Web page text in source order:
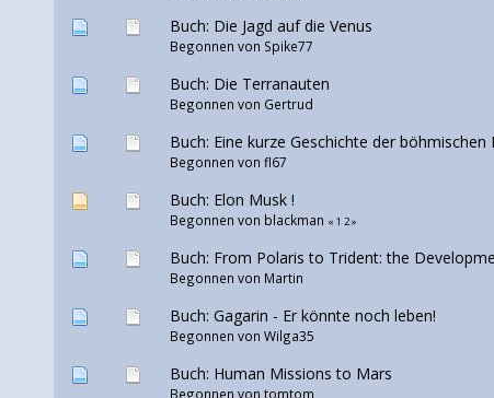
Buch: Die Jagd auf die Venus
Begonnen von Spike77
Buch: Die Terranauten
Begonnen von Gertrud
Buch: Eine kurze Geschichte der böhmischen
Begonnen von fl67
Buch: Elon Musk !
Begonnen von blackman « 1 2»
Buch: From Polaris to Trident: the
Begonnen von Martin
Buch: Gagarin - Er könnte noch leben!
Begonnen von Wilga35
Buch: Human Missions to Mars
Begonnen von tomtom